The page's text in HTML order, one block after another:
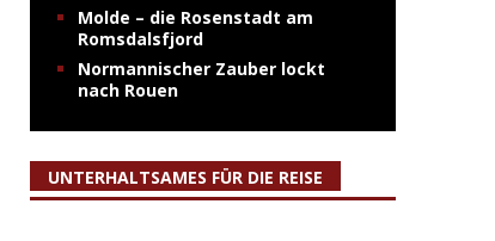
Molde – die Rosenstadt am
Romsdalsfjord
Normannischer Zauber lockt
nach Rouen
UNTERHALTSAMES FÜR DIE REISE